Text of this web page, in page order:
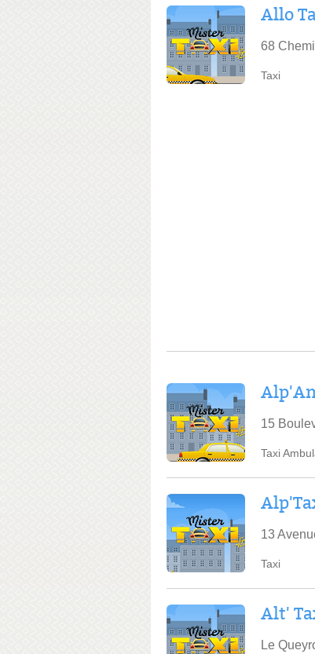
Allo
68
Taxi
15
Taxi
13
Taxi
Alt'
Le